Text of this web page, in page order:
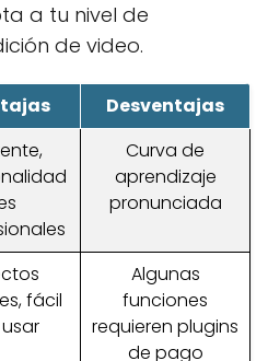
a tu nivel de
de video.
Desventajas
Curva de
aprendizaje
pronunciada
fácil
Algunas
funciones
requieren plugins
de pago